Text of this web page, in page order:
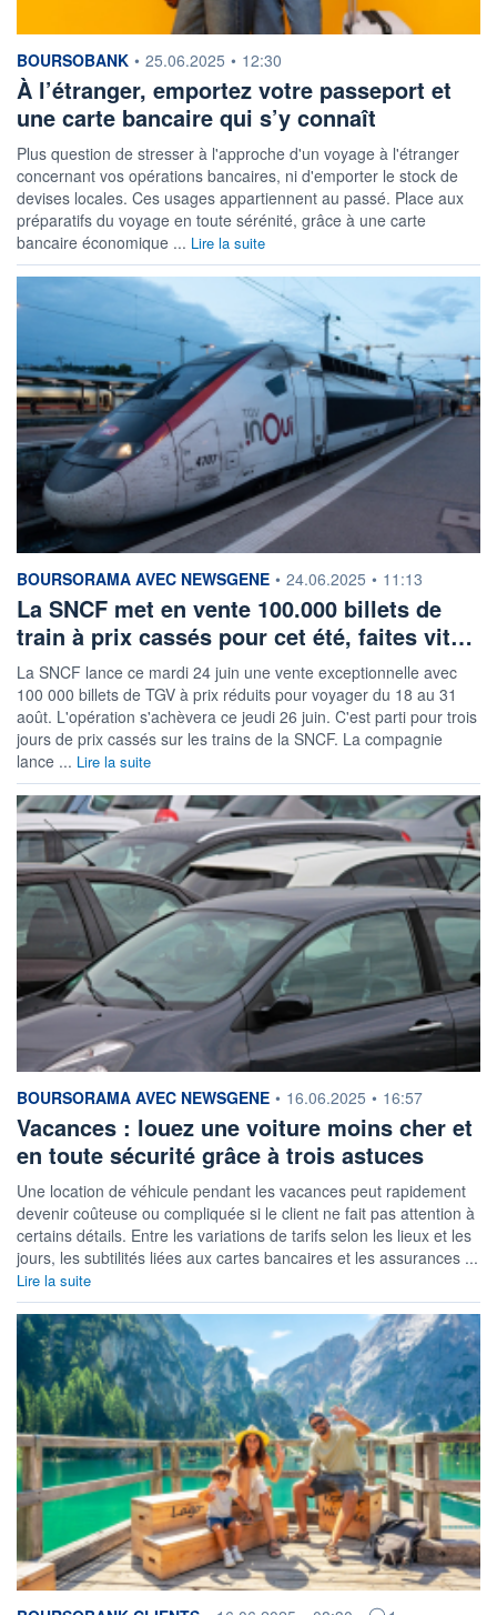
information fournie par
BOURSOBANK • 25.06.2025 • 12:30
À l’étranger, emportez votre passeport et
une carte bancaire qui s’y connaît
Plus question de stresser à l'approche d'un voyage à l'étranger
concernant vos opérations bancaires, ni d'emporter le stock de
devises locales. Ces usages appartiennent au passé. Place aux
préparatifs du voyage en toute sérénité, grâce à une carte
bancaire économique ... Lire la suite
information fournie par
BOURSORAMA AVEC NEWSGENE • 24.06.2025 • 11:13
La SNCF met en vente 100.000 billets de
train à prix cassés pour cet été, faites vit…
La SNCF lance ce mardi 24 juin une vente exceptionnelle avec
100 000 billets de TGV à prix réduits pour voyager du 18 au 31
août. L'opération s'achèvera ce jeudi 26 juin. C'est parti pour trois
jours de prix cassés sur les trains de la SNCF. La compagnie
lance ... Lire la suite
information fournie par
BOURSORAMA AVEC NEWSGENE • 16.06.2025 • 16:57
Vacances : louez une voiture moins cher et
en toute sécurité grâce à trois astuces
Une location de véhicule pendant les vacances peut rapidement
devenir coûteuse ou compliquée si le client ne fait pas attention à
certains détails. Entre les variations de tarifs selon les lieux et les
jours, les subtilités liées aux cartes bancaires et les assurances ...
Lire la suite